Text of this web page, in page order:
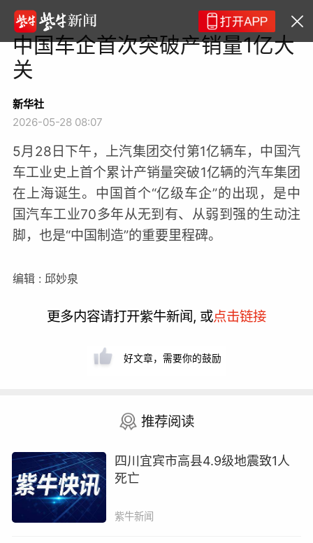
中国车企首次突破产销量1亿大
关
新华社
2026-05-28 08:07
5月28日下午，上汽集团交付第1亿辆车，中国汽
车工业史上首个累计产销量突破1亿辆的汽车集团
在上海诞生。中国首个“亿级车企”的出现，是中
国汽车工业70多年从无到有、从弱到强的生动注
脚，也是“中国制造”的重要里程碑。
编辑 : 邱妙泉
更多内容请打开紫牛新闻, 或点击链接
好文章，需要你的鼓励
推荐阅读
四川宜宾市高县4.9级地震致1人
死亡
紫牛新闻